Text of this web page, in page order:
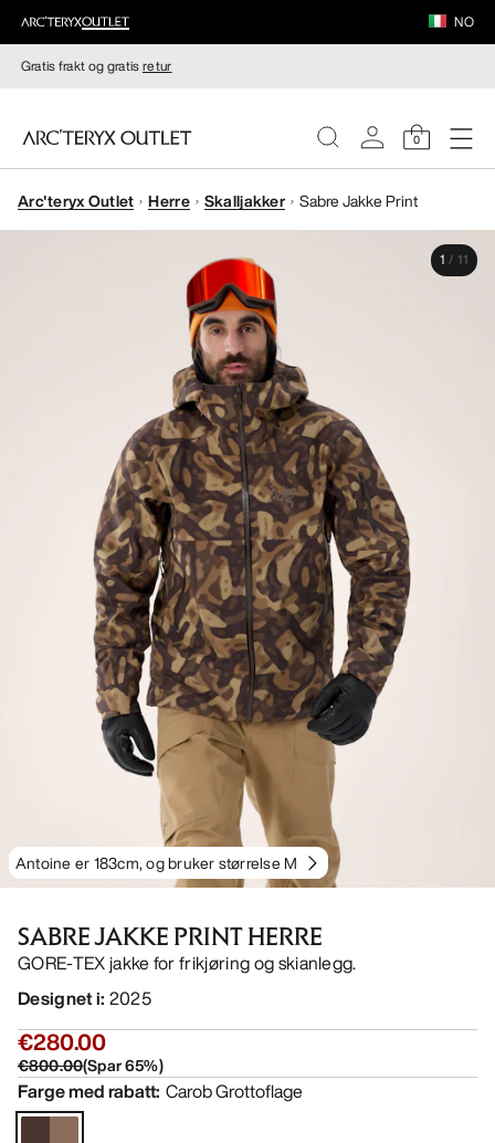
NO
Gratis frakt og gratisretur
0
DAMER
Arc'teryx Outlet Herre Skalljakker Sabre Jakke Print
Antoine er 183cm, og bruker størrelse M
1 / 11
SABRE JAKKE PRINT HERRE
GORE-TEX jakke for frikjøring og skianlegg.
Designet i: 2025
€280.00
€800.00(Spar65%)
Farge med rabatt: Carob Grottoflage